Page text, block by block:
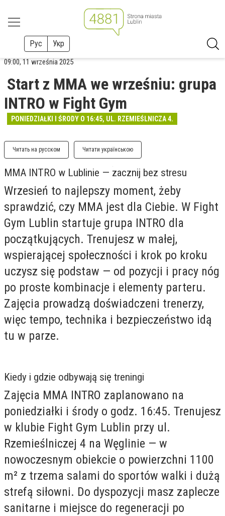
Рус Укр
09:00, 11 września 2025
Start z MMA we wrześniu: grupa
INTRO w Fight Gym
PONIEDZIAŁKI I ŚRODY O 16:45, UL. RZEMIEŚLNICZA 4.
Читать на русском Читати українською
MMA INTRO w Lublinie — zacznij bez stresu
Wrzesień to najlepszy moment, żeby
sprawdzić, czy MMA jest dla Ciebie. W Fight
Gym Lublin startuje grupa INTRO dla
początkujących. Trenujesz w małej,
wspierającej społeczności i krok po kroku
uczysz się podstaw — od pozycji i pracy nóg
po proste kombinacje i elementy parteru.
Zajęcia prowadzą doświadczeni trenerzy,
więc tempo, technika i bezpieczeństwo idą
tu w parze.
Kiedy i gdzie odbywają się treningi
Zajęcia MMA INTRO zaplanowano na
poniedziałki i środy o godz. 16:45. Trenujesz
w klubie Fight Gym Lublin przy ul.
Rzemieślniczej 4 na Węglinie — w
nowoczesnym obiekcie o powierzchni 1100
m² z trzema salami do sportów walki i dużą
strefą siłowni. Do dyspozycji masz zaplecze
sanitarne i miejsce do regeneracji po